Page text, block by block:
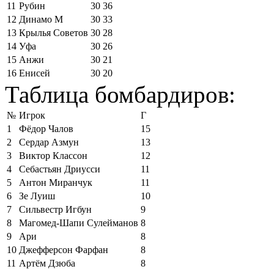
11 Рубин 30 36
12 Динамо М 30 33
13 Крылья Советов 30 28
14 Уфа 30 26
15 Анжи 30 21
16 Енисей 30 20
Таблица бомбардиров:
№ Игрок
Г
1
Фёдор Чалов
15
2
Сердар Азмун
13
3
Виктор Классон
12
4
Себастьян Дриусси
11
5
Антон Миранчук
11
6
Зе Луиш
10
7
Сильвестр Игбун
9
8
Магомед-Шапи Сулейманов 8
9
Ари
8
10 Джефферсон Фарфан
8
11 Артём Дзюба
8